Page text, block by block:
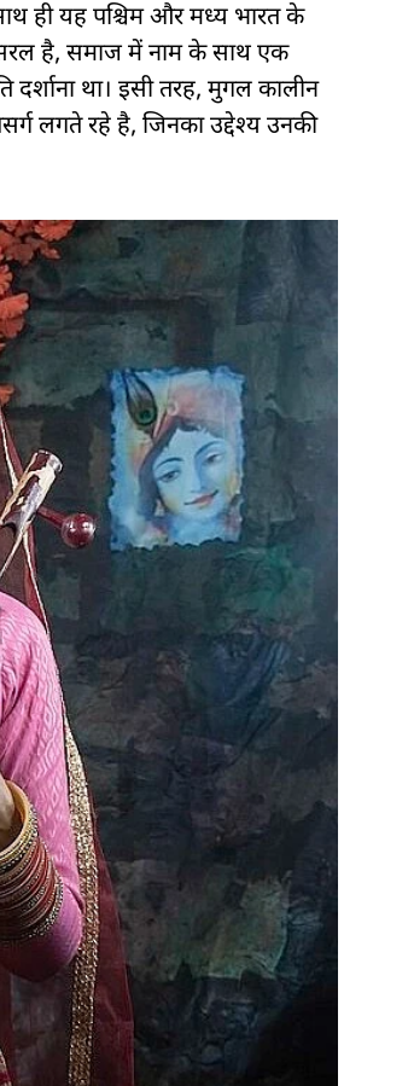
ही यह पश्चिम और मध्य भारत के
है, समाज में नाम के साथ एक
दर्शाना था। इसी तरह, मुगल कालीन
लगते रहे है, जिनका उद्देश्य उनकी